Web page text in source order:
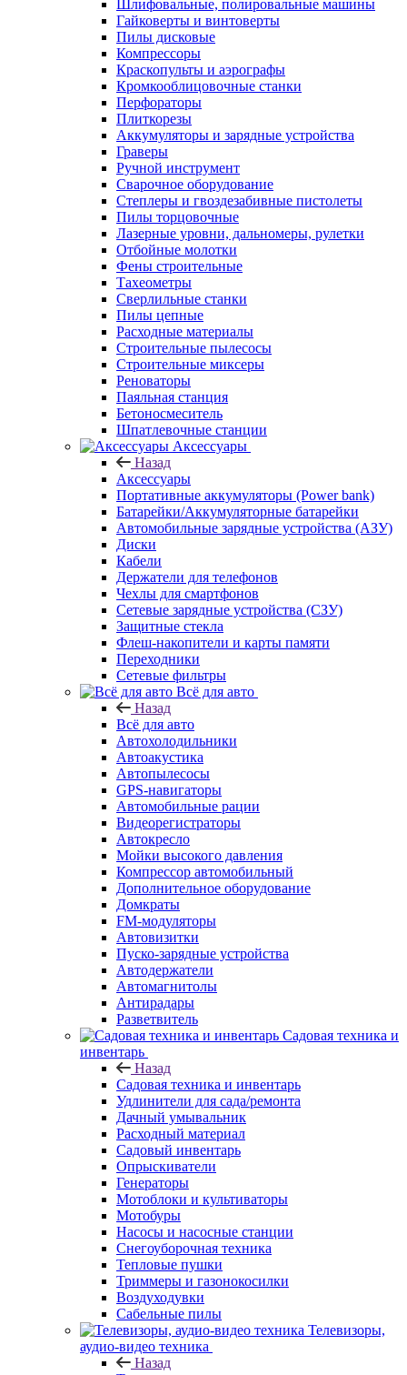
Шлифовальные, полировальные машины
Гайковерты и винтоверты
Пилы дисковые
Компрессоры
Краскопульты и аэрографы
Кромкооблицовочные станки
Перфораторы
Плиткорезы
Аккумуляторы и зарядные устройства
Граверы
Ручной инструмент
Сварочное оборудование
Степлеры и гвоздезабивные пистолеты
Пилы торцовочные
Лазерные уровни, дальномеры, рулетки
Отбойные молотки
Фены строительные
Тахеометры
Сверлильные станки
Пилы цепные
Расходные материалы
Строительные пылесосы
Строительные миксеры
Реноваторы
Паяльная станция
Бетоносмеситель
Шпатлевочные станции
Аксессуары
Назад
Аксессуары
Портативные аккумуляторы (Power bank)
Батарейки/Аккумуляторные батарейки
Автомобильные зарядные устройства (АЗУ)
Диски
Кабели
Держатели для телефонов
Чехлы для смартфонов
Сетевые зарядные устройства (СЗУ)
Защитные стекла
Флеш-накопители и карты памяти
Переходники
Сетевые фильтры
Всё для авто
Назад
Всё для авто
Автохолодильники
Автоакустика
Автопылесосы
GPS-навигаторы
Автомобильные рации
Видеорегистраторы
Автокресло
Мойки высокого давления
Компрессор автомобильный
Дополнительное оборудование
Домкраты
FM-модуляторы
Автовизитки
Пуско-зарядные устройства
Автодержатели
Автомагнитолы
Антирадары
Разветвитель
Садовая техника и
инвентарь
Назад
Садовая техника и инвентарь
Удлинители для сада/ремонта
Дачный умывальник
Расходный материал
Садовый инвентарь
Опрыскиватели
Генераторы
Мотоблоки и культиваторы
Мотобуры
Насосы и насосные станции
Снегоуборочная техника
Тепловые пушки
Триммеры и газонокосилки
Воздуходувки
Сабельные пилы
Телевизоры,
аудио-видео техника
Назад